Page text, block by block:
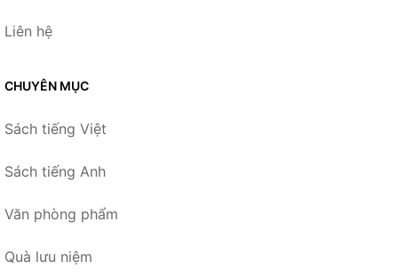
Liên hệ
CHUYÊN MỤC
Sách tiếng Việt
Sách tiếng Anh
Văn phòng phẩm
Quà lưu niệm